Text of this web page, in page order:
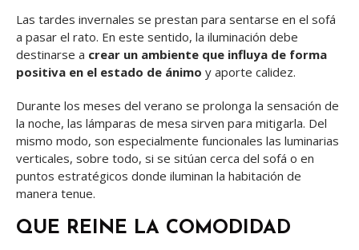
Las tardes invernales se prestan para sentarse en el sofá
a pasar el rato. En este sentido, la iluminación debe
destinarse a crear un ambiente que influya de forma
positiva en el estado de ánimo y aporte calidez.
Durante los meses del verano se prolonga la sensación de
la noche, las lámparas de mesa sirven para mitigarla. Del
mismo modo, son especialmente funcionales las luminarias
verticales, sobre todo, si se sitúan cerca del sofá o en
puntos estratégicos donde iluminan la habitación de
manera tenue.
QUE REINE LA COMODIDAD